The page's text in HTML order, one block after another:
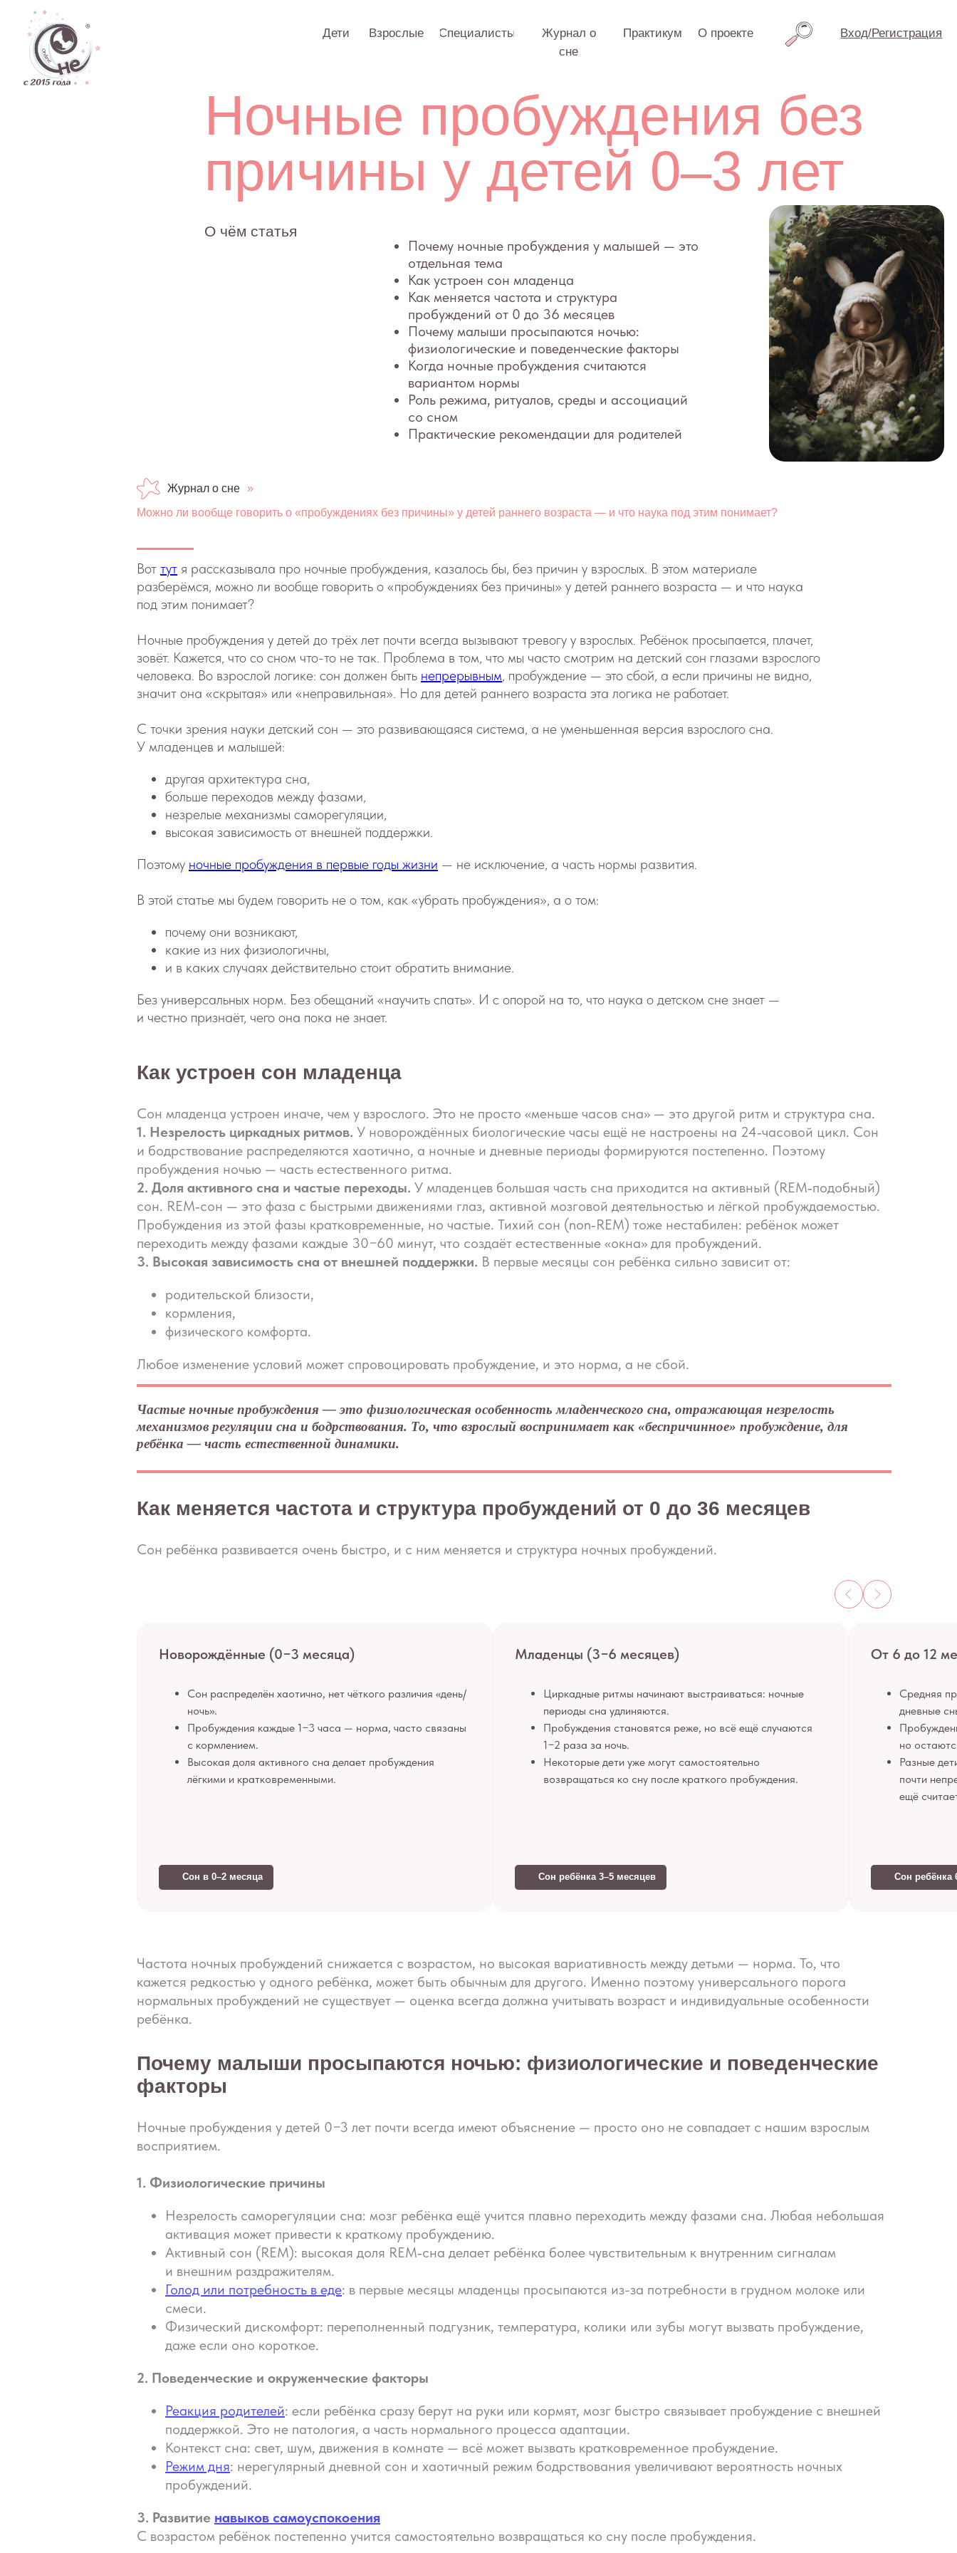
Взрослые Специалисты
Журнал о
Практикум Вход/Регистрация
О проекте
Как устроен сон младенца
Как меняется частота и структура
пробуждений от 0 до 36 месяцев
Почему малыши просыпаются ночью:
физиологические и поведенческие факторы
Когда ночные пробуждения считаются
вариантом нормы
Роль режима, ритуалов, среды и ассоциаций
со сном
Практические рекомендации для родителей
О чём статья
Ночные пробуждения без
причины у детей 0–3 лет
Журнал о сне
»
Можно ли вообще говорить о «пробуждениях без причины» у детей раннего возраста — и что наука под этим понимает?
Вот тут я рассказывала про ночные пробуждения, казалось бы, без причин у взрослых. В этом материале
разберёмся, можно ли вообще говорить о «пробуждениях без причины» у детей раннего возраста — и что наука
под этим понимает?
Ночные пробуждения у детей до трёх лет почти всегда вызывают тревогу у взрослых. Ребёнок просыпается, плачет,
зовёт. Кажется, что со сном что-то не так. Проблема в том, что мы часто смотрим на детский сон глазами взрослого
человека. Во взрослой логике: сон должен быть непрерывным, пробуждение — это сбой, а если причины не видно,
значит она «скрытая» или «неправильная». Но для детей раннего возраста эта логика не работает.
С точки зрения науки детский сон — это развивающаяся система, а не уменьшенная версия взрослого сна.
У младенцев и малышей:
другая архитектура сна,
больше переходов между фазами,
незрелые механизмы саморегуляции,
высокая зависимость от внешней поддержки.
Поэтому ночные пробуждения в первые годы жизни — не исключение, а часть нормы развития.
В этой статье мы будем говорить не о том, как «убрать пробуждения», а о том:
почему они возникают,
какие из них физиологичны,
и в каких случаях действительно стоит обратить внимание.
Без универсальных норм. Без обещаний «научить спать». И с опорой на то, что наука о детском сне знает —
и честно признаёт, чего она пока не знает.
Как устроен сон младенца
Сон младенца устроен иначе, чем у взрослого. Это не просто «меньше часов сна» — это другой ритм и структура сна.
1. Незрелость циркадных ритмов. У новорождённых биологические часы ещё не настроены на 24‑часовой цикл. Сон
и бодрствование распределяются хаотично, а ночные и дневные периоды формируются постепенно. Поэтому
пробуждения ночью — часть естественного ритма.
2. Доля активного сна и частые переходы. У младенцев большая часть сна приходится на активный (REM‑подобный)
сон. REM‑сон — это фаза с быстрыми движениями глаз, активной мозговой деятельностью и лёгкой пробуждаемостью.
Пробуждения из этой фазы кратковременные, но частые. Тихий сон (non‑REM) тоже нестабилен: ребёнок может
переходить между фазами каждые 30−60 минут, что создаёт естественные «окна» для пробуждений.
3. Высокая зависимость сна от внешней поддержки. В первые месяцы сон ребёнка сильно зависит от:
родительской близости,
кормления,
физического комфорта.
Любое изменение условий может спровоцировать пробуждение, и это норма, а не сбой.
Частые ночные пробуждения — это физиологическая особенность младенческого сна, отражающая незрелость
механизмов регуляции сна и бодрствования. То, что взрослый воспринимает как «беспричинное» пробуждение, для
ребёнка — часть естественной динамики.
Как меняется частота и структура пробуждений от 0 до 36 месяцев
Сон ребёнка развивается очень быстро, и с ним меняется и структура ночных пробуждений.
Новорождённые (0−3 месяца)
Сон распределён хаотично, нет чёткого различия «день/
ночь».
Пробуждения каждые 1−3 часа — норма, часто связаны
с кормлением.
Высокая доля активного сна делает пробуждения
лёгкими и кратковременными.
Сон в 0–2 месяца
Младенцы (3−6 месяцев)
Циркадные ритмы начинают выстраиваться: ночные
периоды сна удлиняются.
Пробуждения становятся реже, но всё ещё случаются
1−2 раза за ночь.
Некоторые дети уже могут самостоятельно
возвращаться ко сну после краткого пробуждения.
Сон ребёнка 3–5 месяцев
От 6 до 12
Средняя
дневные
но
Разные
почти
ещё
Сон ребёнка
Частота ночных пробуждений снижается с возрастом, но высокая вариативность между детьми — норма. То, что
кажется редкостью у одного ребёнка, может быть обычным для другого. Именно поэтому универсального порога
нормальных пробуждений не существует — оценка всегда должна учитывать возраст и индивидуальные особенности
ребёнка.
Почему малыши просыпаются ночью: физиологические и поведенческие
факторы
Ночные пробуждения у детей 0−3 лет почти всегда имеют объяснение — просто оно не совпадает с нашим взрослым
восприятием.
1. Физиологические причины
Незрелость саморегуляции сна: мозг ребёнка ещё учится плавно переходить между фазами сна. Любая небольшая
активация может привести к краткому пробуждению.
Активный сон (REM): высокая доля REM‑сна делает ребёнка более чувствительным к внутренним сигналам
и внешним раздражителям.
Голод или потребность в еде: в первые месяцы младенцы просыпаются из-за потребности в грудном молоке или
смеси.
Физический дискомфорт: переполненный подгузник, температура, колики или зубы могут вызвать пробуждение,
даже если оно короткое.
2. Поведенческие и окруженческие факторы
Реакция родителей: если ребёнка сразу берут на руки или кормят, мозг быстро связывает пробуждение с внешней
поддержкой. Это не патология, а часть нормального процесса адаптации.
Контекст сна: свет, шум, движения в комнате — всё может вызвать кратковременное пробуждение.
Режим дня: нерегулярный дневной сон и хаотичный режим бодрствования увеличивают вероятность ночных
пробуждений.
3. Развитие навыков самоуспокоения
С возрастом ребёнок постепенно учится самостоятельно возвращаться ко сну после пробуждения.